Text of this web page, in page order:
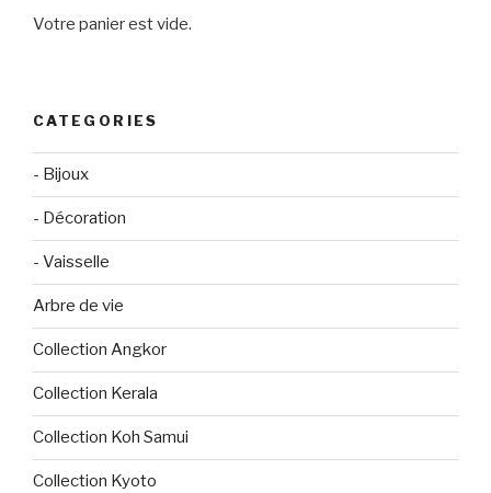
Votre panier est vide.
CATEGORIES
- Bijoux
- Décoration
- Vaisselle
Arbre de vie
Collection Angkor
Collection Kerala
Collection Koh Samui
Collection Kyoto